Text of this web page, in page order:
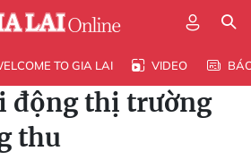
TO GIA LAI VIDEO
động thị trường
thu